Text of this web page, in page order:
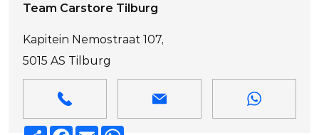
Team Carstore Tilburg
Kapitein Nemostraat 107,
5015 AS Tilburg
Deel Facebook
Email